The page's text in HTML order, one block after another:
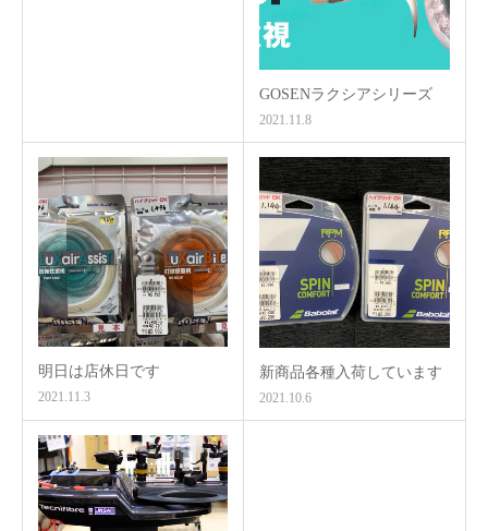
GOSENラクシアシリーズ
2021.11.8
明日は店休日です
2021.11.3
新商品各種入荷しています
2021.10.6